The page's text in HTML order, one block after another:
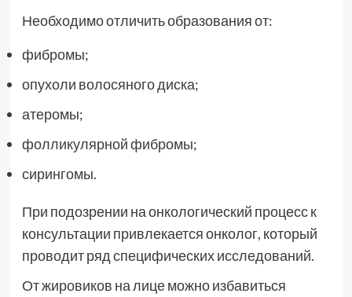
Необходимо отличить образования от:
фибромы;
опухоли волосяного диска;
атеромы;
фолликулярной фибромы;
сирингомы.
При подозрении на онкологический процесс к
консультации привлекается онколог, который
проводит ряд специфических исследований.
От жировиков на лице можно избавиться